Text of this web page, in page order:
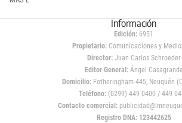
Información
Edición: 6951
Propietario:Comunicaciones y
Director: Juan Carlos Schroeder
Editor General:Ángel Casagrande
Domicilio:Fotheringham 445, Neuquén
Teléfono: (0299) 449 0400 / 449
Contacto comercial:
Registro DNA: 123442625